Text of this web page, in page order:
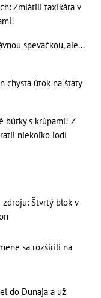
Zmlátili taxikára v
speváčkou, ale...
chystá útok na štáty
búrky s krúpami! Z
niekoľko lodí
zdroju: Štvrtý blok v
sa rozšírili na
do Dunaja a už